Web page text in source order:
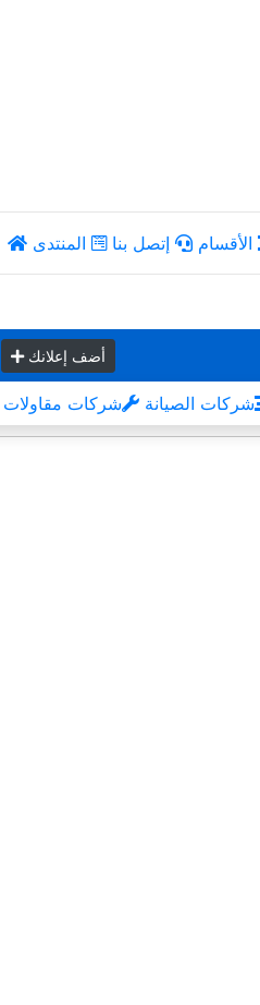
الأقسام إتصل بنا المنتدى
أضف إعلانك
شركات مقاولات شركات الصيانة